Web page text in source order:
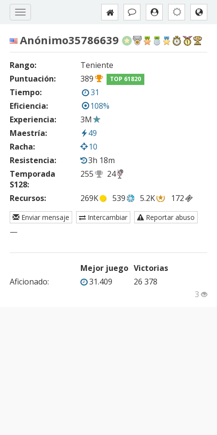
Anónimo35786639
Rango:
Teniente
Puntuación:
389 TOP 61820
Tiempo:
31
Eficiencia:
108%
Experiencia:
3M
Maestría:
49
Racha:
10
Resistencia:
3h 18m
Temporada
S128:
255 24
Recursos: 269K 539 5.2K 172
Enviar mensaje Intercambiar Reportar abuso
—
Mejor juego Victorias
Aficionado: 31.409
26 378
3